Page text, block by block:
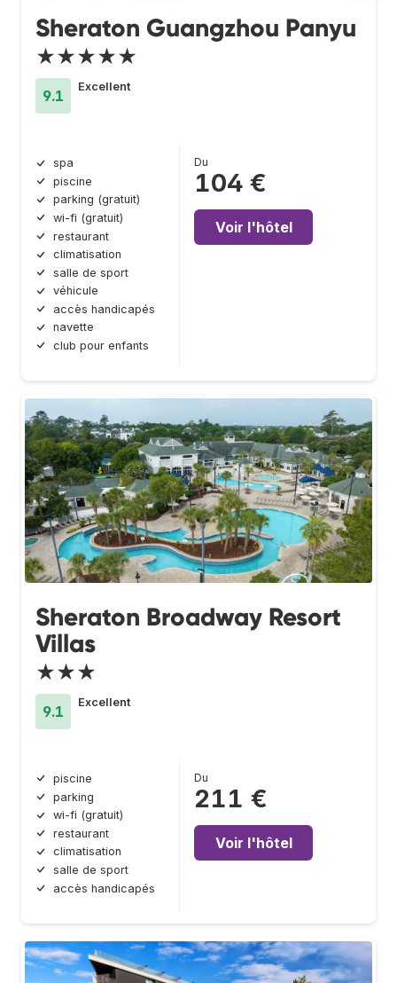
Sheraton Guangzhou Panyu
★★★★★
9.1
Excellent
spa
piscine
parking (gratuit)
wi-fi (gratuit)
restaurant
climatisation
salle de sport
véhicule
accès handicapés
navette
club pour enfants
Du
104 €
Voir l'hôtel
Sheraton Broadway Resort
Villas
★★★
9.1
Excellent
piscine
parking
wi-fi (gratuit)
restaurant
climatisation
salle de sport
accès handicapés
Du
211 €
Voir l'hôtel